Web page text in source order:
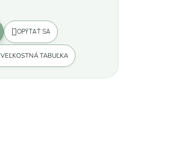
OPÝTAŤ SA
VEĽKOSTNÁ TABUĽKA